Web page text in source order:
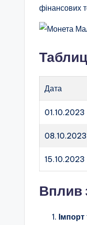
фінансових
Дата
01.10.2023
08.10.2023
15.10.2023
Вплив
Імпорт